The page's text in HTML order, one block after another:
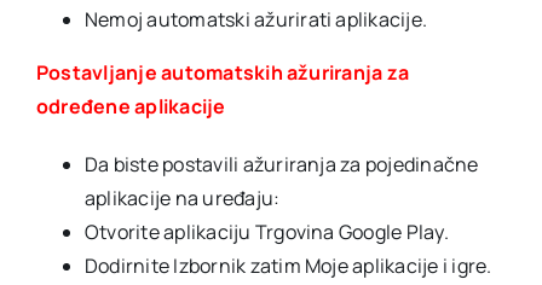
Nemoj automatski ažurirati aplikacije.
Postavljanje automatskih ažuriranja za
određene aplikacije
Da biste postavili ažuriranja za pojedinačne
aplikacije na uređaju:
Otvorite aplikaciju Trgovina Google Play.
Dodirnite Izbornik zatim Moje aplikacije i igre.